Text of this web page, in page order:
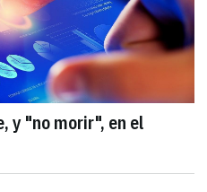
y "no morir", en el